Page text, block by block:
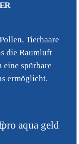
Tierhaare
die Raumluft
spürbare
ermöglicht.